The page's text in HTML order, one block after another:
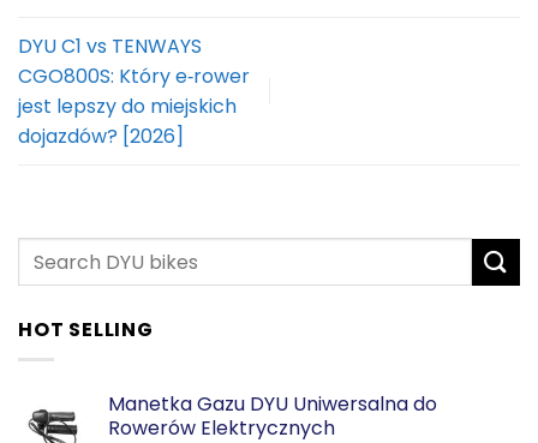
DYU C1 vs TENWAYS
CGO800S: Który e‑rower
jest lepszy do miejskich
dojazdów? [2026]
HOT SELLING
Manetka Gazu DYU Uniwersalna do
Rowerów Elektrycznych